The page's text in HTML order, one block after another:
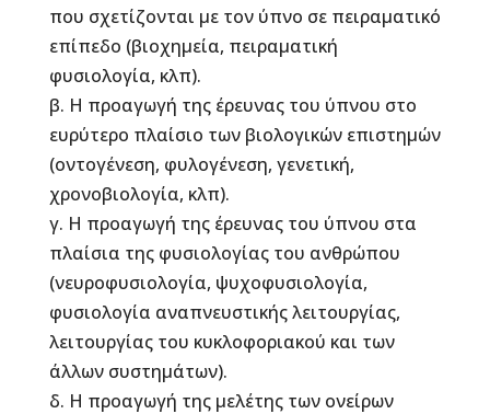
που σχετίζονται με τον ύπνο σε πειραματικό
επίπεδο (βιοχημεία, πειραματική
φυσιολογία, κλπ).
β. Η προαγωγή της έρευνας του ύπνου στο
ευρύτερο πλαίσιο των βιολογικών επιστημών
(οντογένεση, φυλογένεση, γενετική,
χρονοβιολογία, κλπ).
γ. Η προαγωγή της έρευνας του ύπνου στα
πλαίσια της φυσιολογίας του ανθρώπου
(νευροφυσιολογία, ψυχοφυσιολογία,
φυσιολογία αναπνευστικής λειτουργίας,
λειτουργίας του κυκλοφοριακού και των
άλλων συστημάτων).
δ. Η προαγωγή της μελέτης των ονείρων